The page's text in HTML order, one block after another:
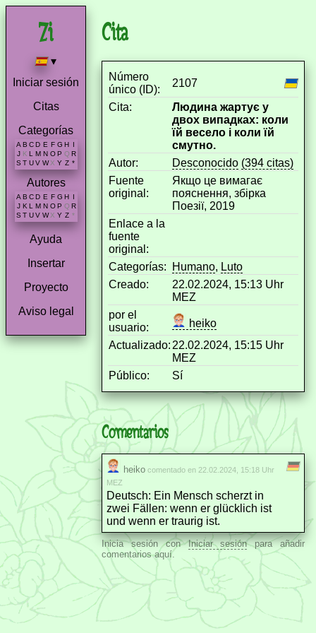
▾
Iniciar sesión
Citas
Categorías
A B C D E F G H I
J K L M N O P Q R
S T U V W X Y Z *
Autores
A B C D E F G H
J K L M N O P Q R
S T U V W X Y Z *
Ayuda
Insertar
Proyecto
Aviso legal
Cita
Número
único (ID):
2107
Cita:
Людина жартує у
двох випадках: коли
їй весело і коли їй
смутно.
Autor:
Desconocido (394 citas)
Fuente
original:
Якщо це вимагає
пояснення, збірка
Поезії, 2019
Enlace a la
fuente
original:
Categorías:
Humano, Luto
Creado:
22.02.2024, 15:13 Uhr
MEZ
por el
usuario:
heiko
Actualizado: 22.02.2024, 15:15 Uhr
MEZ
Público:
Sí
Comentarios
heiko comentado en 22.02.2024, 15:18 Uhr
MEZ
Deutsch: Ein Mensch scherzt in
zwei Fällen: wenn er glücklich ist
und wenn er traurig ist.
Inicia sesión conIniciar sesiónpara añadir
comentarios aquí.